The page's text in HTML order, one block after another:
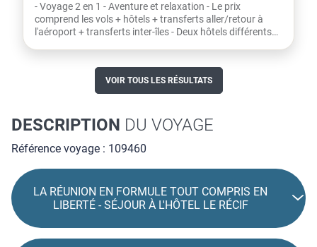
2 198€
ParExotismes
La Réunion
COMBINÉ 2 ILES : RÉUNION + ILE MAURICE ILOHA
SPA 14 NUITS ***
comprend les vols + hôtels + transferts aller/retour à
l'aéroport + transferts inter-îles - Deux hôtels différents